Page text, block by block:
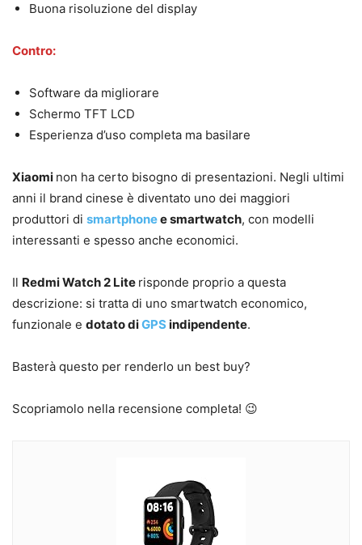
Buona risoluzione del display
Contro:
Software da migliorare
Schermo TFT LCD
Esperienza d’uso completa ma basilare
Xiaomi non ha certo bisogno di presentazioni. Negli ultimi
anni il brand cinese è diventato uno dei maggiori
produttori di smartphonee smartwatch, con modelli
interessanti e spesso anche economici.
Il Redmi Watch 2 Lite risponde proprio a questa
descrizione: si tratta di uno smartwatch economico,
funzionale e dotato diGPS indipendente.
Basterà questo per renderlo un best buy?
Scopriamolo nella recensione completa! 😉